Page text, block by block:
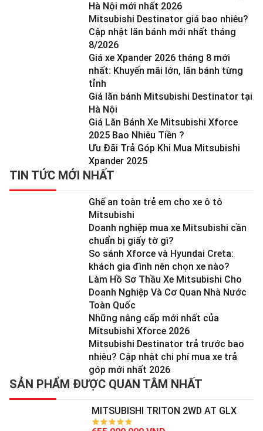
Hà Nội mới nhất 2026
Mitsubishi Destinator giá bao nhiêu?
Cập nhật lăn bánh mới nhất tháng
8/2026
Giá xe Xpander 2026 tháng 8 mới
nhất: Khuyến mãi lớn, lăn bánh từng
tỉnh
Giá lăn bánh Mitsubishi Destinator tại
Hà Nội
Giá Lăn Bánh Xe Mitsubishi Xforce
2025 Bao Nhiêu Tiền ?
Ưu Đãi Trả Góp Khi Mua Mitsubishi
Xpander 2025
TIN TỨC MỚI NHẤT
Ghế an toàn trẻ em cho xe ô tô
Mitsubishi
Doanh nghiệp mua xe Mitsubishi cần
chuẩn bị giấy tờ gì?
So sánh Xforce và Hyundai Creta:
khách gia đình nên chọn xe nào?
Làm Hồ Sơ Thầu Xe Mitsubishi Cho
Doanh Nghiệp Và Cơ Quan Nhà Nước
Toàn Quốc
Những nâng cấp mới nhất của
Mitsubishi Xforce 2026
Mitsubishi Destinator trả trước bao
nhiêu? Cập nhật chi phí mua xe trả
góp mới nhất 2026
SẢN PHẨM ĐƯỢC QUAN TÂM NHẤT
MITSUBISHI TRITON 2WD AT GLX